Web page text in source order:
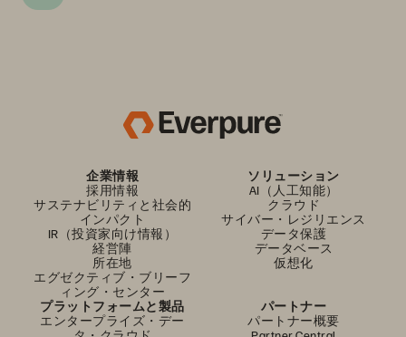
企業情報
採用情報
サステナビリティと社会的
インパクト
IR（投資家向け情報）
経営陣
所在地
エグゼクティブ・ブリーフ
ィング・センター
ソリューション
AI（人工知能）
クラウド
サイバー・レジリエンス
データ保護
データベース
仮想化
プラットフォームと製品
エンタープライズ・デー
パートナー
パートナー概要